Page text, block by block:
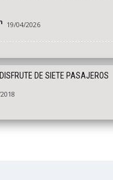
19/04/2026
DE SIETE PASAJEROS